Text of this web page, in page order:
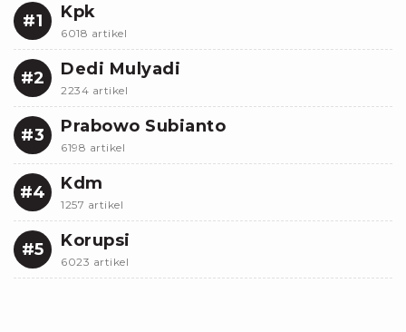
#1 Kpk
6018 artikel
#2 Dedi Mulyadi
2234 artikel
#3 Prabowo Subianto
6198 artikel
#4 Kdm
1257 artikel
#5 Korupsi
6023 artikel